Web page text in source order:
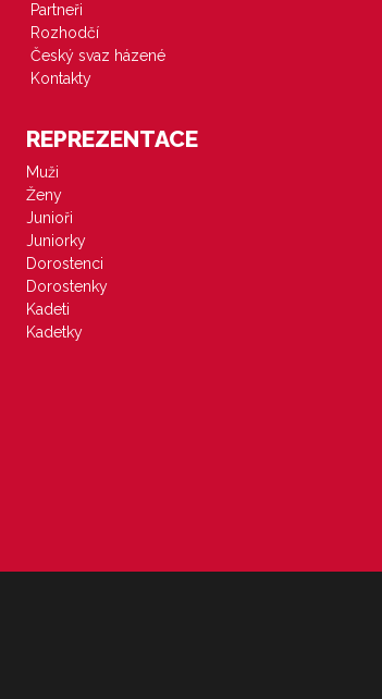
Partneři
Rozhodčí
Český svaz házené
Kontakty
REPREZENTACE
Muži
Ženy
Junioři
Juniorky
Dorostenci
Dorostenky
Kadeti
Kadetky